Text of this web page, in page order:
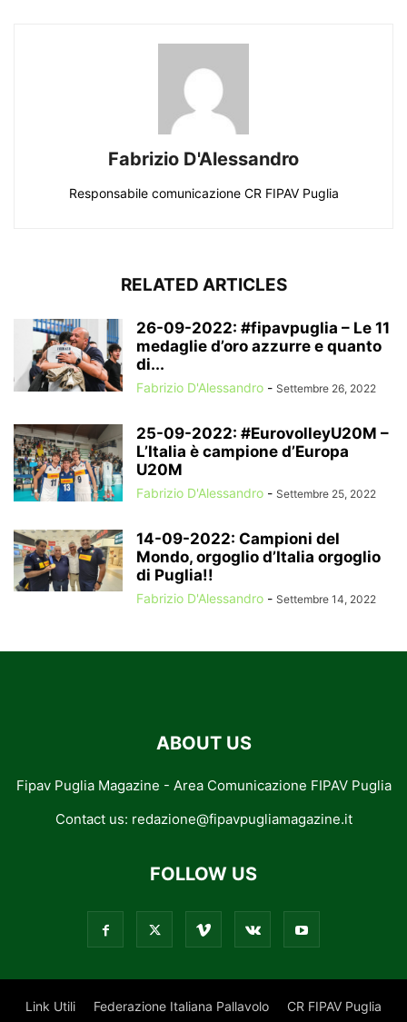
Fabrizio D'Alessandro
Responsabile comunicazione CR FIPAV Puglia
RELATED ARTICLES
26-09-2022: #fipavpuglia – Le 11
medaglie d’oro azzurre e quanto
di...
Fabrizio D'Alessandro - Settembre 26, 2022
25-09-2022: #EurovolleyU20M –
L’Italia è campione d’Europa
U20M
Fabrizio D'Alessandro - Settembre 25, 2022
14-09-2022: Campioni del
Mondo, orgoglio d’Italia orgoglio
di Puglia!!
Fabrizio D'Alessandro - Settembre 14, 2022
ABOUT US
Fipav Puglia Magazine - Area Comunicazione FIPAV Puglia
Contact us: redazione@fipavpugliamagazine.it
FOLLOW US
Link Utili Federazione Italiana Pallavolo CR FIPAV Puglia